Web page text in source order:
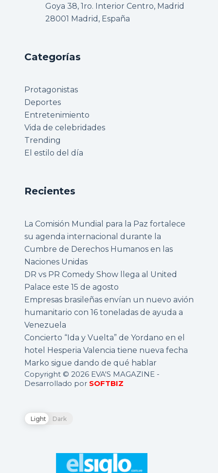
Goya 38, 1ro. Interior Centro, Madrid
28001 Madrid, España
Categorías
Protagonistas
Deportes
Entretenimiento
Vida de celebridades
Trending
El estilo del día
Recientes
La Comisión Mundial para la Paz fortalece
su agenda internacional durante la
Cumbre de Derechos Humanos en las
Naciones Unidas
DR vs PR Comedy Show llega al United
Palace este 15 de agosto
Empresas brasileñas envían un nuevo avión
humanitario con 16 toneladas de ayuda a
Venezuela
Concierto “Ida y Vuelta” de Yordano en el
hotel Hesperia Valencia tiene nueva fecha
Marko sigue dando de qué hablar
Copyright © 2026 EVA'S MAGAZINE -
Desarrollado por SOFTBIZ
Light Dark